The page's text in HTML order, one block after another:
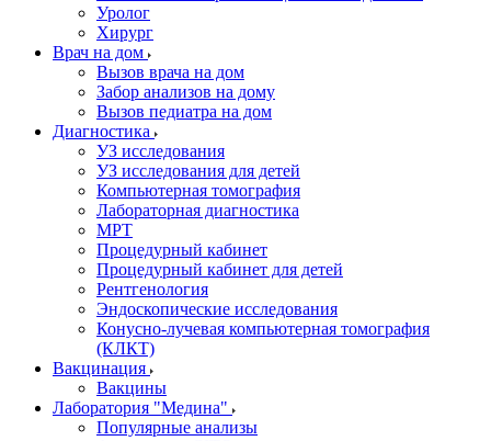
Уролог
Хирург
Врач на дом
Вызов врача на дом
Забор анализов на дому
Вызов педиатра на дом
Диагностика
УЗ исследования
УЗ исследования для детей
Компьютерная томография
Лабораторная диагностика
МРТ
Процедурный кабинет
Процедурный кабинет для детей
Рентгенология
Эндоскопические исследования
Конусно-лучевая компьютерная томография
(КЛКТ)
Вакцинация
Вакцины
Лаборатория "Медина"
Популярные анализы